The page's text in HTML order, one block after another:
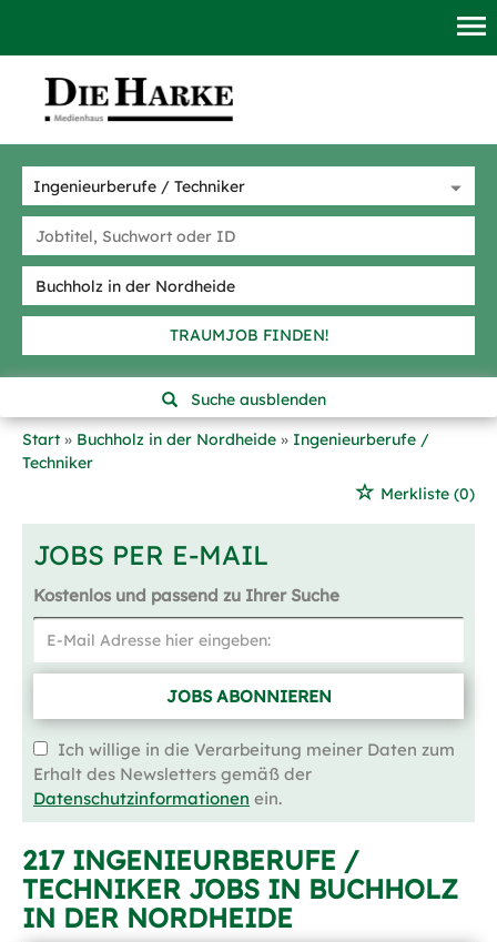
TRAUMJOB FINDEN!
Suche ausblenden
Start
Buchholz in der Nordheide
Ingenieurberufe /
Techniker
Merkliste (0)
JOBS PER E-MAIL
Kostenlos und passend zu Ihrer Suche
JOBS ABONNIEREN
Ich willige in die Verarbeitung meiner Daten zum
Erhalt des Newsletters gemäß der
Datenschutzinformationen ein.
217 INGENIEURBERUFE /
TECHNIKER JOBS IN BUCHHOLZ
IN DER NORDHEIDE